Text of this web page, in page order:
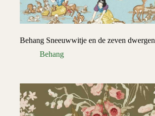
Behang Sneeuwwitje en de zeven dwergen
Behang